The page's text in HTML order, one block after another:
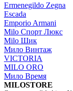
Ermenegildo Zegna
Escada
Emporio Armani
Milo Спорт Люкс
Milo Шик
Мило Винтаж
VICTORIA
MILO ORO
Мило Время
MILOSTORE